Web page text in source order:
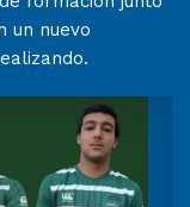
un nuevo